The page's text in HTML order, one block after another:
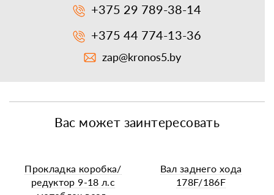
+375 29 789-38-14
+375 44 774-13-36
zap@kronos5.by
Вас может заинтересовать
Прокладка коробка/
редуктор 9-18 л.с
Вал заднего хода
178F/186F